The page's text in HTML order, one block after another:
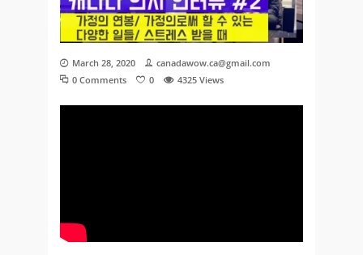
March 28, 2020
canadawow.ca@gmail.com
0 Comments
0 4325 Views